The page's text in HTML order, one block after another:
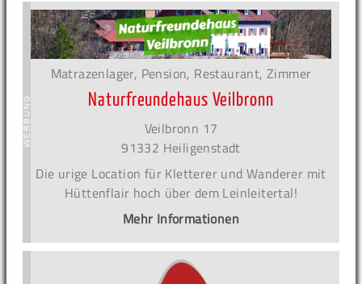
Matrazenlager, Pension, Restaurant, Zimmer
Naturfreundehaus Veilbronn
Veilbronn 17
91332 Heiligenstadt
Die urige Location für Kletterer und Wanderer mit
Hüttenflair hoch über dem Leinleitertal!
Mehr Informationen